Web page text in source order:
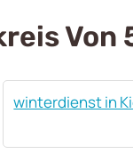
Von
winterdienst in